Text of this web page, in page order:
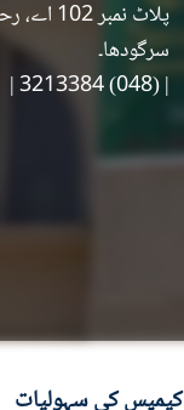
پلاٹ
سرگودھا۔
| (048) 3213384
|
کیمپس کی سہولیات